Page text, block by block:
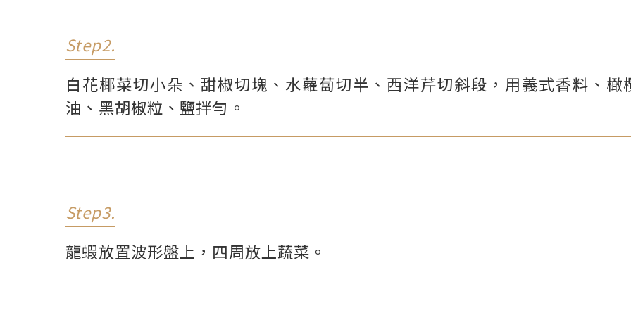
Step2.
白花椰菜切小朵、甜椒切塊、水蘿蔔切半、西洋芹切斜段，用義式香料、橄
油、黑胡椒粒、鹽拌勻。
Step3.
龍蝦放置波形盤上，四周放上蔬菜。